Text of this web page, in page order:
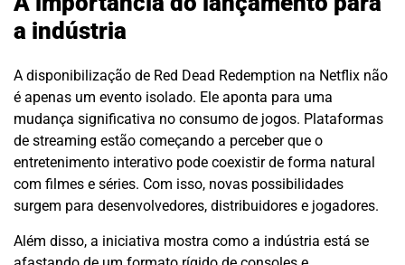
a indústria
A disponibilização de Red Dead Redemption na Netflix não
é apenas um evento isolado. Ele aponta para uma
mudança significativa no consumo de jogos. Plataformas
de streaming estão começando a perceber que o
entretenimento interativo pode coexistir de forma natural
com filmes e séries. Com isso, novas possibilidades
surgem para desenvolvedores, distribuidores e jogadores.
Além disso, a iniciativa mostra como a indústria está se